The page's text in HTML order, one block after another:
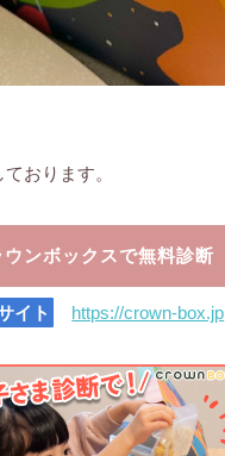
おります。
ウンボックスで無料診断
イト https://crown-box.jp